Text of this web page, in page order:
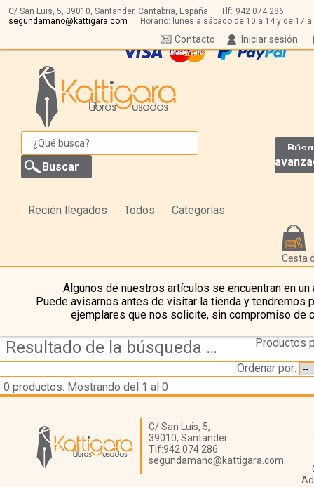
C/ San Luis, 5, 39010, Santander, Cantabria, España Tlf: 942 074 286
segundamano@kattigara.com
Horario: lunes a sábado de 10 a 14 y de 17 a
Iniciar sesión
Contacto
Recién llegados Todos Categorías
Cesta
Algunos de nuestros artículos se encuentran en un
Puede avisarnos antes de visitar la tienda y tendremos
ejemplares que nos solicite, sin compromiso de
Resultado de la búsqueda de editorial ayuntamiento-de-cabezon-de-la-sal
Productos
Ordenar por:
0 productos. Mostrando del 1 al 0
Librería Kattigara
C/ San Luis, 5,
39010, Santander
Tlf:942 074 286
segundamano@kattigara.com